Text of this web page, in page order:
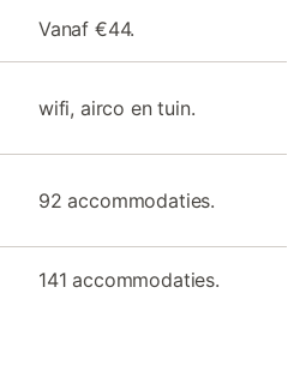
Vanaf €44.
wifi, airco en tuin.
92 accommodaties.
141 accommodaties.